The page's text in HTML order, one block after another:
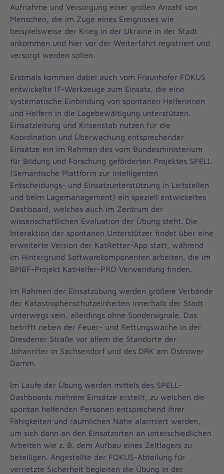
Aufnahme und Versorgung einer großen Anzahl von
Menschen, die im Zuge eines Ereignisses wie
beispielsweise der Krieg in der Ukraine in der Stadt
ankommen und hier vor der Weiterfahrt registriert und
versorgt werden sollen.
Erstmals kommen dabei auch vom Fraunhofer FOKUS
entwickelte IT-Werkzeuge zum Einsatz, die eine
systematische Einbindung von spontanen Helferinnen
und Helfern in die Lagebewältigung unterstützen.
Einsatzleitung und Krisenstab nutzen für die
Koordination und Überwachung entsprechender
Einsätze ein im Rahmen des vom Bundesministerium
für Bildung und Forschung geförderten Projektes SPELL
(Semantische Plattform zur intelligenten
Entscheidungs- und Einsatzunterstützung in Leitstellen
und beim Lagemanagement) ein speziell entwickeltes
Dashboard, welches auch im Zentrum der
wissenschaftlichen Evaluation der Übung steht. Die
Interaktion der spontanen Unterstützer findet über eine
erweiterte Version der KatRetter-App statt, während
im Hintergrund Softwarekomponenten arbeiten, die im
BMBF-Projekt KatHelfer-PRO Verwendung finden.
Im Rahmen der Einsatzübung werden größere Verbände
der Katastrophenschutzeinheiten innerhalb der Stadt
unterwegs sein, allerdings ohne Sondersignale. Das
betrifft neben der Feuer- und Rettungswache in der
Dresdener Straße vor allem die Standorte der
Johanniter in Sachsendorf und des DRK am Ostrower
Damm.
Im Laufe der Übung werden mittels des SPELL-
Dashboards mehrere Einsätze erstellt, zu welchen die
spontan helfenden Personen entsprechend ihrer
Fähigkeiten und räumlichen Nähe alarmiert werden,
um sich dann an den Einsatzorten an unterschiedlichen
Arbeiten wie z. B. dem Aufbau eines Zeltlagers zu
beteiligen. Angestellte der FOKUS-Abteilung für
vernetzte Sicherheit begleiten die Übung in der